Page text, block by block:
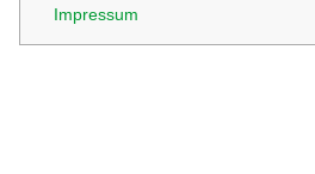
Impressum